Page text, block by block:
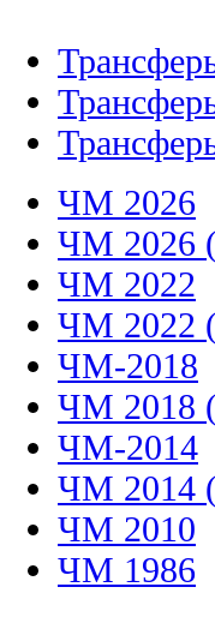
ЧМ 2026
ЧМ 2026
ЧМ 2022
ЧМ 2022
ЧМ-2018
ЧМ 2018
ЧМ-2014
ЧМ 2014
ЧМ 2010
ЧМ 1986